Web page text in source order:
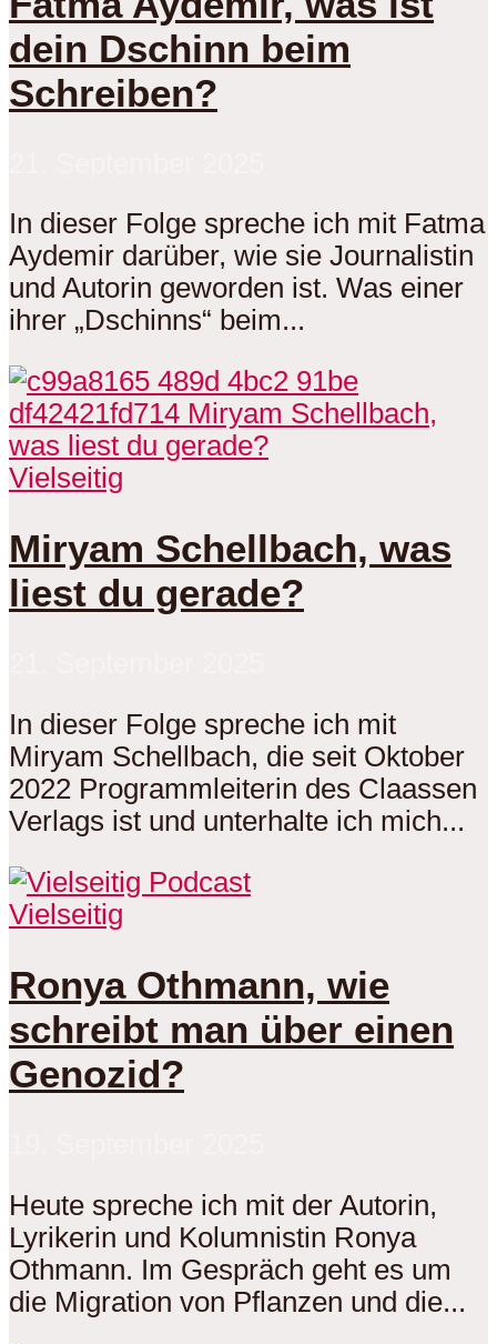
dein Dschinn beim
Schreiben?
In dieser Folge spreche ich mit Fatma
Aydemir darüber, wie sie Journalistin
und Autorin geworden ist. Was einer
ihrer „Dschinns“ beim...
Vielseitig
Miryam Schellbach, was
liest du gerade?
In dieser Folge spreche ich mit
Miryam Schellbach, die seit Oktober
2022 Programmleiterin des Claassen
Verlags ist und unterhalte ich mich...
Vielseitig
Ronya Othmann, wie
schreibt man über einen
Genozid?
Heute spreche ich mit der Autorin,
Lyrikerin und Kolumnistin Ronya
Othmann. Im Gespräch geht es um
die Migration von Pflanzen und die...